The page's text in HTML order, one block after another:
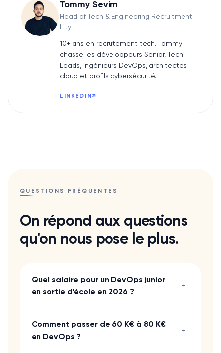
Tommy Sevim
Head of Tech & Engineering Recruitment ·
Lity
10+ ans en recrutement tech. Tommy
chasse les développeurs Senior, Tech
Leads, ingénieurs DevOps, architectes
cloud et profils cybersécurité.
LINKEDIN↗
QUESTIONS FRÉQUENTES
On répond aux questions
qu'on nous pose le plus.
Quel salaire pour un DevOps junior
en sortie d'école en 2026 ?
+
Comment passer de 60 K€ à 80 K€
en DevOps ?
+